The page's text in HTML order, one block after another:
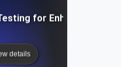
for Enhanced
details